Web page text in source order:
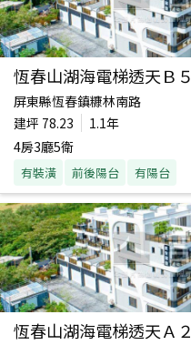
恆春山湖海電梯透天Ｂ５
屏東縣恆春鎮糠林南路
建坪 78.23
1.1年
4房3廳5衛
有裝潢 前後陽台 有陽台
恆春山湖海電梯透天Ａ２